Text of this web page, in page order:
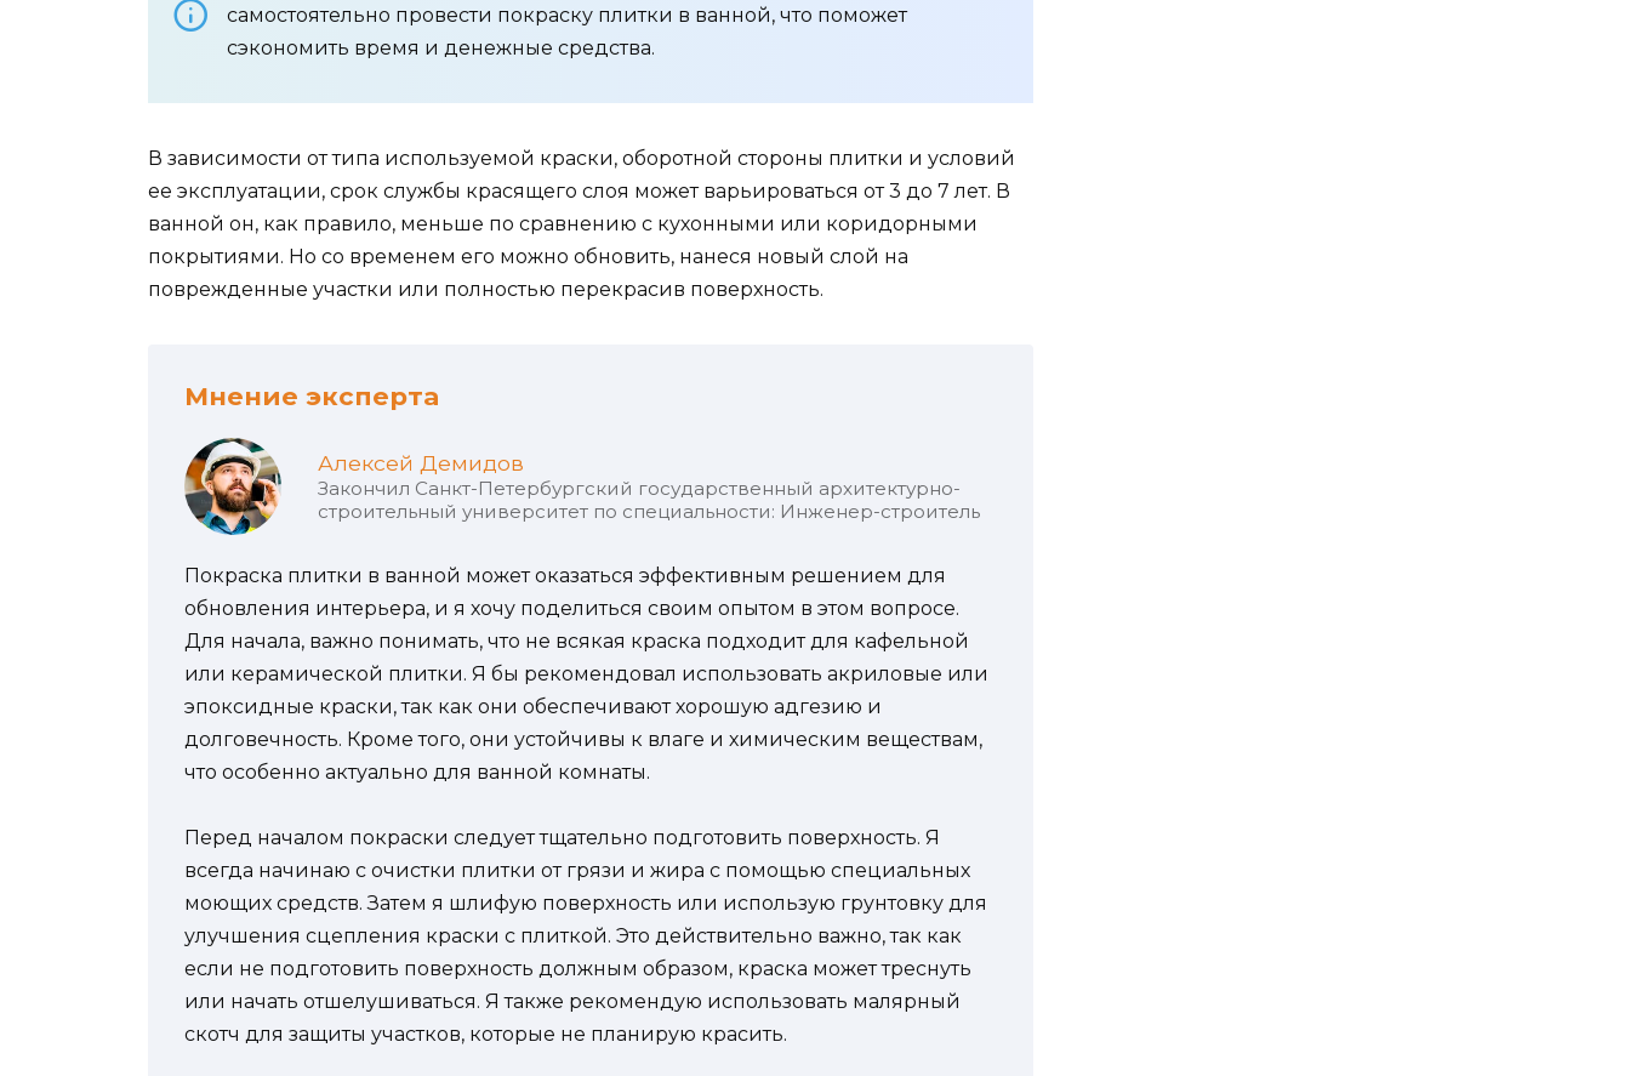
самостоятельно провести покраску плитки в ванной, что поможет
сэкономить время и денежные средства.
В зависимости от типа используемой краски, оборотной стороны плитки и условий
ее эксплуатации, срок службы красящего слоя может варьироваться от 3 до 7 лет. В
ванной он, как правило, меньше по сравнению с кухонными или коридорными
покрытиями. Но со временем его можно обновить, нанеся новый слой на
поврежденные участки или полностью перекрасив поверхность.
Мнение эксперта
Алексей Демидов
Закончил Санкт-Петербургский государственный архитектурно-
строительный университет по специальности: Инженер-строитель
Покраска плитки в ванной может оказаться эффективным решением для
обновления интерьера, и я хочу поделиться своим опытом в этом вопросе.
Для начала, важно понимать, что не всякая краска подходит для кафельной
или керамической плитки. Я бы рекомендовал использовать акриловые или
эпоксидные краски, так как они обеспечивают хорошую адгезию и
долговечность. Кроме того, они устойчивы к влаге и химическим веществам,
что особенно актуально для ванной комнаты.
Перед началом покраски следует тщательно подготовить поверхность. Я
всегда начинаю с очистки плитки от грязи и жира с помощью специальных
моющих средств. Затем я шлифую поверхность или использую грунтовку для
улучшения сцепления краски с плиткой. Это действительно важно, так как
если не подготовить поверхность должным образом, краска может треснуть
или начать отшелушиваться. Я также рекомендую использовать малярный
скотч для защиты участков, которые не планирую красить.